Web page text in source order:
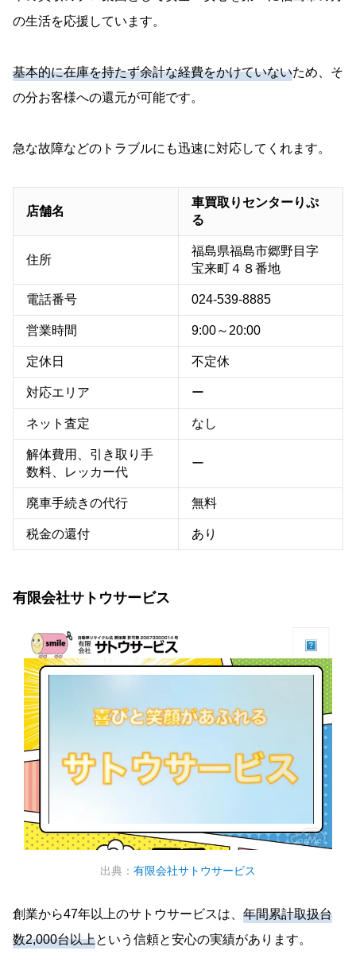
の生活を応援しています。
基本的に在庫を持たず余計な経費をかけていないため、そ
の分お客様への還元が可能です。
急な故障などのトラブルにも迅速に対応してくれます。
店舗名
車買取りセンターりぷ
る
住所
福島県福島市郷野目字
宝来町４８番地
電話番号 024-539-8885
営業時間 9:00～20:00
定休日 不定休
対応エリア ー
ネット査定 なし
解体費用、引き取り手
数料、レッカー代
ー
廃車手続きの代行 無料
税金の還付 あり
有限会社サトウサービス
出典： 有限会社サトウサービス
創業から47年以上のサトウサービスは、 年間累計取扱台
数2,000台以上という信頼と安心の実績があります。